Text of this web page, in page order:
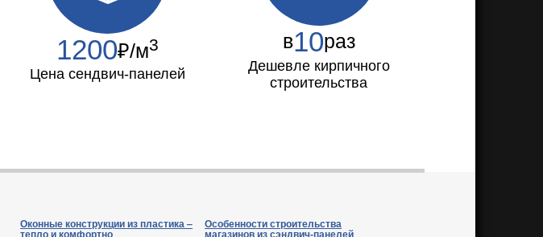
1200₽/м3
Цена сендвич-панелей
в10раз
Дешевле кирпичного
строительства
Оконные конструкции из пластика ‒
тепло и комфортно
Особенности строительства
магазинов из сэндвич-панелей